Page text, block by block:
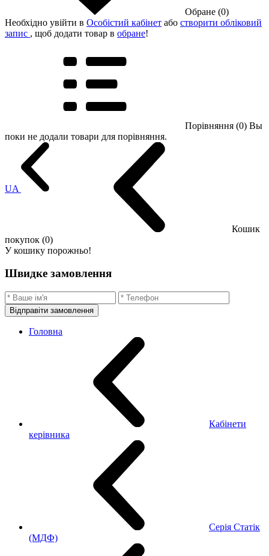
Обране (0)
Необхідно увійти в Особістий кабінет або створити обліковий
запис , щоб додати товар в обране!
Порівняння (0) Вы
поки не додали товари для порівняння.
UA
Кошик
покупок (0)
У кошику порожньо!
Швидке замовлення
Відправіти замовлення
Головна
Кабінети
керівника
Серія Статік
(МДФ)